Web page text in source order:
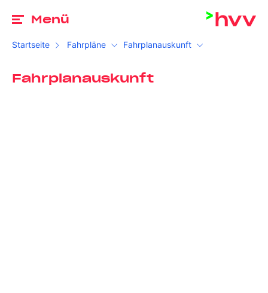
Menü
Startseite Fahrpläne Fahrplanauskunft
Fahrplanauskunft